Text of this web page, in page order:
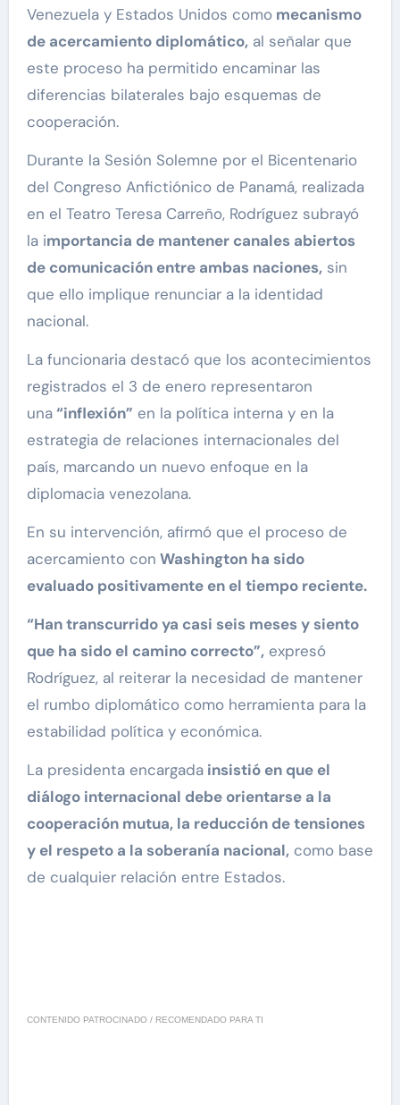
Venezuela y Estados Unidos comomecanismo
de acercamiento diplomático,al señalar que
este proceso ha permitido encaminar las
diferencias bilaterales bajo esquemas de
cooperación.
Durante la Sesión Solemne por el Bicentenario
del Congreso Anfictiónico de Panamá, realizada
en el Teatro Teresa Carreño, Rodríguez subrayó
la importancia de mantener canales abiertos
de comunicación entre ambas naciones,sin
que ello implique renunciar a la identidad
nacional.
La funcionaria destacó que los acontecimientos
registrados el 3 de enero representaron
una“inflexión” en la política interna y en la
estrategia de relaciones internacionales del
país, marcando un nuevo enfoque en la
diplomacia venezolana.
En su intervención, afirmó que el proceso de
acercamiento con Washington ha sido
evaluado positivamente en el tiempo reciente.
“Han transcurrido ya casi seis meses y siento
que ha sido el camino correcto”,expresó
Rodríguez, al reiterar la necesidad de mantener
el rumbo diplomático como herramienta para la
estabilidad política y económica.
La presidenta encargadainsistió en que el
diálogo internacional debe orientarse a la
cooperación mutua, la reducción de tensiones
y el respeto a la soberanía nacional,como base
de cualquier relación entre Estados.
CONTENIDO PATROCINADO / RECOMENDADO PARA TI